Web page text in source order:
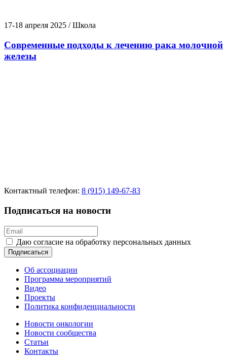
17-18 апреля 2025 / Школа
Современные подходы к лечению рака молочной
железы
Контактный телефон: 8 (915) 149-67-83
Подписаться на новости
Даю согласие на обработку персональных данных
Подписаться
Об ассоциации
Программа мероприятий
Видео
Проекты
Политика конфиденциальности
Новости онкологии
Новости сообщества
Статьи
Контакты